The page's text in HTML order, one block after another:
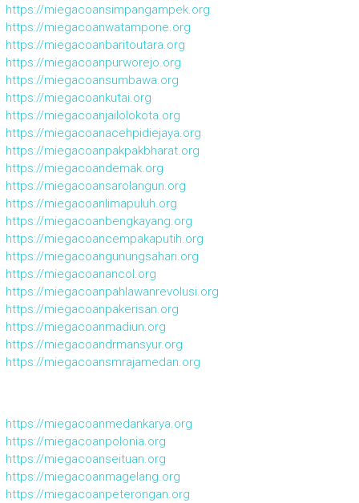
https://miegacoansimpangampek.org
https://miegacoanwatampone.org
https://miegacoanbaritoutara.org
https://miegacoanpurworejo.org
https://miegacoansumbawa.org
https://miegacoankutai.org
https://miegacoanjailolokota.org
https://miegacoanacehpidiejaya.org
https://miegacoanpakpakbharat.org
https://miegacoandemak.org
https://miegacoansarolangun.org
https://miegacoanlimapuluh.org
https://miegacoanbengkayang.org
https://miegacoancempakaputih.org
https://miegacoangunungsahari.org
https://miegacoanancol.org
https://miegacoanpahlawanrevolusi.org
https://miegacoanpakerisan.org
https://miegacoanmadiun.org
https://miegacoandrmansyur.org
https://miegacoansmrajamedan.org
https://miegacoanmedankarya.org
https://miegacoanpolonia.org
https://miegacoanseituan.org
https://miegacoanmagelang.org
https://miegacoanpeterongan.org